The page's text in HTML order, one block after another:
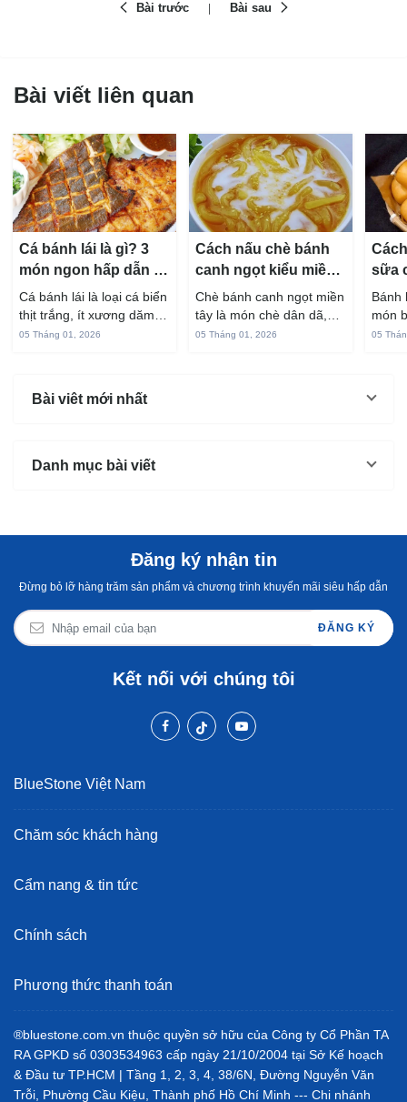
Bài trước Bài sau
Bài viết liên quan
Cá bánh lái là gì? 3
món ngon hấp dẫn từ
cá bánh lái
Cá bánh lái là loại cá biển
thịt trắng, ít xương dăm,
vị ngọt và rất dễ ăn khi
thể...
05 Tháng 01, 2026
Cách nấu chè bánh
canh ngọt kiểu miền
Tây ngon chuẩn vị
Chè bánh canh ngọt miền
tây là món chè dân dã,
gắn liền với đời sống sinh
05 Tháng 01, 2026
sữa
hấp
Bánh
món
mùi
05
Bài viêt mới nhất
Danh mục bài viết
Đăng ký nhận tin
Đừng bỏ lỡ hàng trăm sản phẩm và chương trình khuyến mãi siêu hấp dẫn
ĐĂNG KÝ
Kết nối với chúng tôi
BlueStone Việt Nam
Chăm sóc khách hàng
Cẩm nang & tin tức
Chính sách
Phương thức thanh toán
®bluestone.com.vn thuộc quyền sở hữu của Công ty Cổ Phần TA
RA GPKD số 0303534963 cấp ngày 21/10/2004 tại Sở Kế hoạch
& Đầu tư TP.HCM | Tầng 1, 2, 3, 4, 38/6N, Đường Nguyễn Văn
Trỗi, Phường Cầu Kiệu, Thành phố Hồ Chí Minh --- Chi nhánh